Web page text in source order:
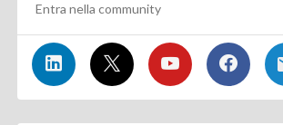
Entra nella community